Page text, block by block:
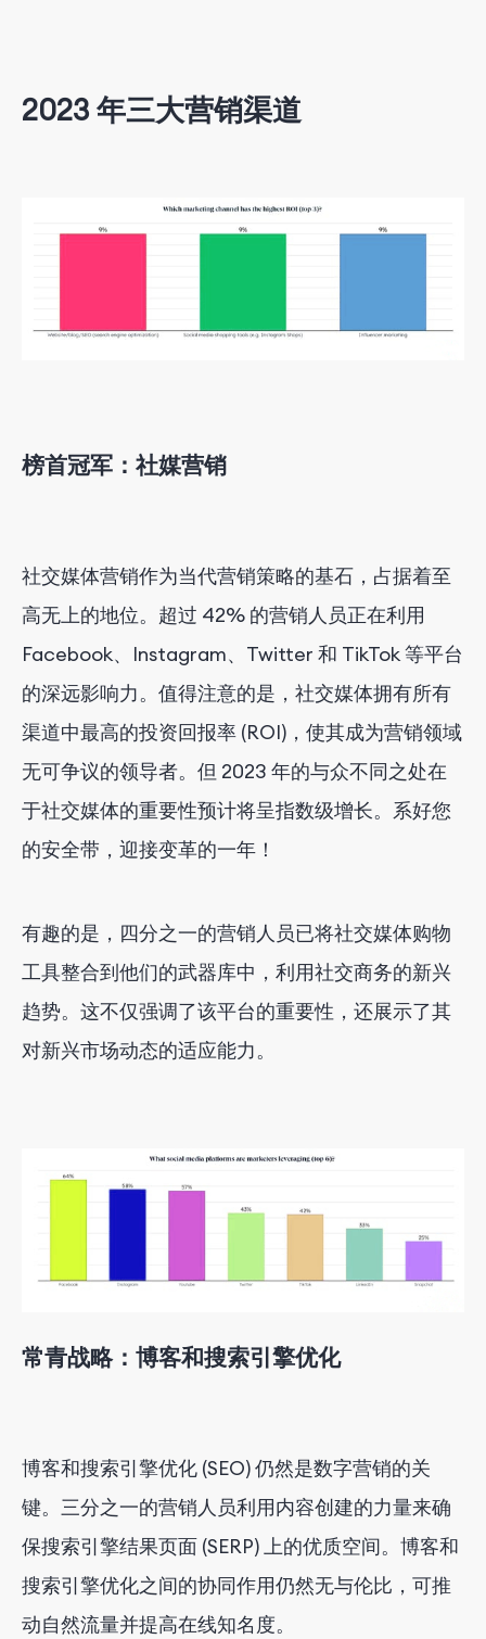
2023 年三大营销渠道
榜首冠军：社媒营销
社交媒体营销作为当代营销策略的基石，占据着至
高无上的地位。超过 42% 的营销人员正在利用
Facebook、Instagram、Twitter 和 TikTok 等平台
的深远影响力。值得注意的是，社交媒体拥有所有
渠道中最高的投资回报率 (ROI)，使其成为营销领域
无可争议的领导者。但 2023 年的与众不同之处在
于社交媒体的重要性预计将呈指数级增长。系好您
的安全带，迎接变革的一年！
有趣的是，四分之一的营销人员已将社交媒体购物
工具整合到他们的武器库中，利用社交商务的新兴
趋势。这不仅强调了该平台的重要性，还展示了其
对新兴市场动态的适应能力。
常青战略： 博客和搜索引擎优化
博客和搜索引擎优化 (SEO) 仍然是数字营销的关
键。三分之一的营销人员利用内容创建的力量来确
保搜索引擎结果页面 (SERP) 上的优质空间。博客和
搜索引擎优化之间的协同作用仍然无与伦比，可推
动自然流量并提高在线知名度。